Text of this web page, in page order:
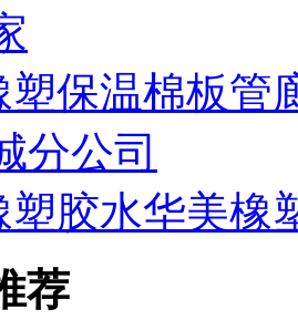
塑保温棉板管
分公司
塑胶水华美橡
荐